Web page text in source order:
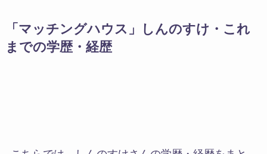
「マッチングハウス」しんのすけ・これ
までの学歴・経歴